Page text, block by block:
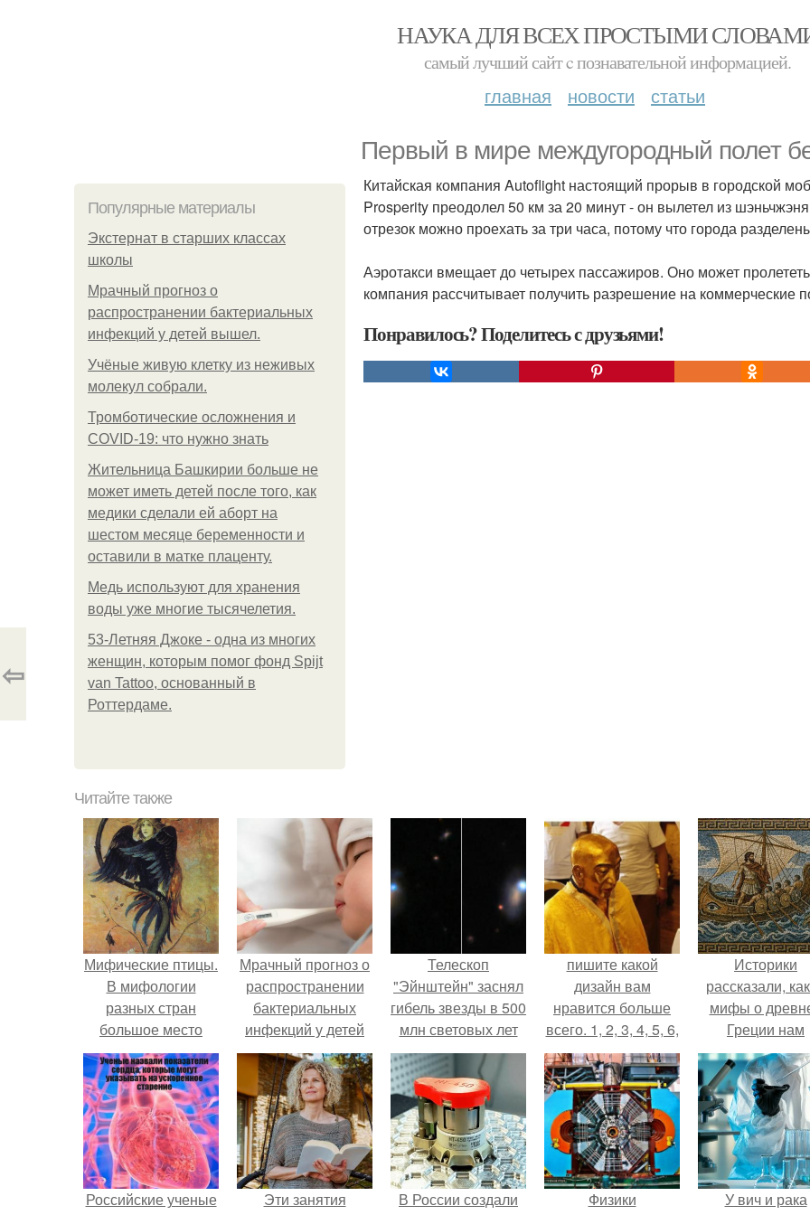
НАУКА ДЛЯ ВСЕХ ПРОСТЫМИ
самый лучший сайт c познавательной информацией.
главная новости статьи
Первый в мире междугородный полет
Популярные материалы
Экстернат в старших классах
школы
Мрачный прогноз о
распространении бактериальных
инфекций у детей вышел.
Учёные живую клетку из неживых
молекул собрали.
Тромботические осложнения и
COVID-19: что нужно знать
Жительница Башкирии больше не
может иметь детей после того, как
медики сделали ей аборт на
шестом месяце беременности и
оставили в матке плаценту.
Медь используют для хранения
воды уже многие тысячелетия.
53-Летняя Джоке - одна из многих
женщин, которым помог фонд Spijt
van Tattoo, основанный в
Роттердаме.
Китайская компания Autoflight настоящий прорыв в городской
Prosperity преодолел 50 км за 20 минут - он вылетел из
отрезок можно проехать за три часа, потому что города
Аэротакси вмещает до четырех пассажиров. Оно может
компания рассчитывает получить разрешение на коммерческие
Понравилось? Поделитесь с друзьями!
⇦
Читайте также
Мифические птицы.
В мифологии
разных стран
большое место
занимают образы
птиц.
Мрачный прогноз о
распространении
бактериальных
инфекций у детей
вышел.
Телескоп
"Эйнштейн" заснял
гибель звезды в 500
млн световых лет
от земли.
пишите какой
дизайн вам
нравится больше
всего. 1, 2, 3, 4, 5, 6,
7, 8, 9 или 10?
Историки
рассказали,
мифы о
Греции нам
навязало
Российские ученые
Эти занятия
В России создали
Физики
У вич и рака